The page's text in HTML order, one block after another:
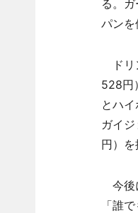
る。
パンを
ドリ
528円
とハ
ガイ
円）を
今後
「誰